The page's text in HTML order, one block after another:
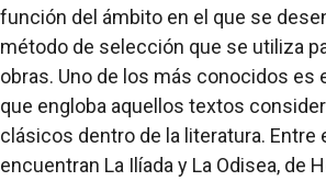
función del ámbito en el que se
método de selección que se utiliza
obras. Uno de los más conocidos es
que engloba aquellos textos
clásicos dentro de la literatura. Entre
encuentran La Ilíada y La Odisea, de